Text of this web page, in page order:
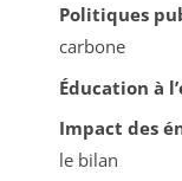
Politiques
carbone
Éducation à
Impact des
le bilan